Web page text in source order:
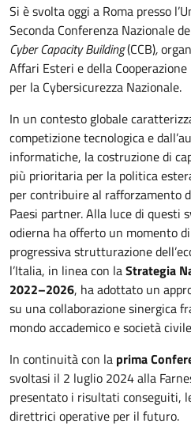
Si è svolta oggi a Roma presso
Seconda Conferenza Nazionale
Cyber Capacity Building(CCB),
Affari Esteri e della
per la Cybersicurezza Nazionale.
In un contesto globale
competizione tecnologica e
informatiche, la costruzione di
più prioritaria per la politica
per contribuire al rafforzamento
Paesi partner. Alla luce di questi
odierna ha offerto un momento
progressiva strutturazione
l’Italia, in linea con laStrategia
2022–2026, ha adottato un
su una collaborazione sinergica
mondo accademico e società
In continuità con la prima
svoltasi il 2 luglio 2024 alla
presentato i risultati conseguiti,
direttrici operative per il futuro.